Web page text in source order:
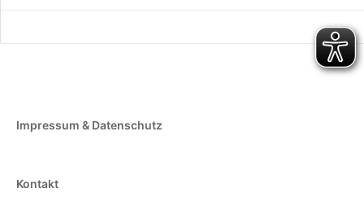
Impressum & Datenschutz
Kontakt